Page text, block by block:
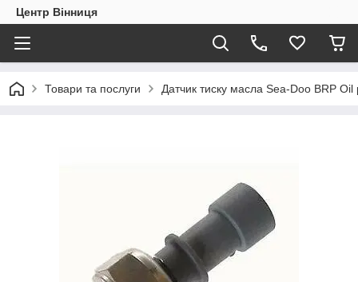
Центр Вінниця
Товари та послуги Датчик тиску масла Sea-Doo BRP